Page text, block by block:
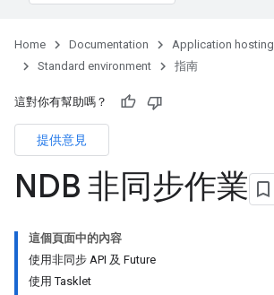
Home Documentation Application hosting
Standard environment
指南
這對你有幫助嗎？
提供意見
NDB 非同步作業
這個頁面中的內容
使用非同步 API 及 Future
使用 Tasklet